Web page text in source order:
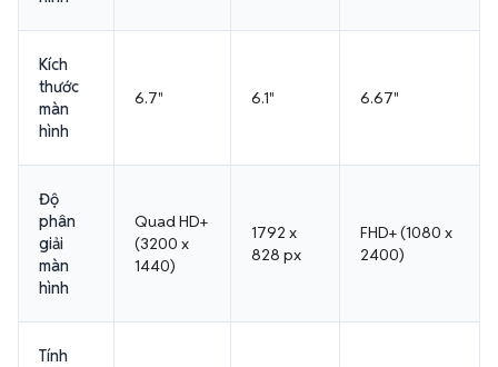
Kích
thước
màn
hình
6.7" 6.1" 6.67"
Độ
phân
giải
màn
hình
Quad HD+
(3200 x
1440)
1792 x
828 px
FHD+ (1080 x
2400)
Tính